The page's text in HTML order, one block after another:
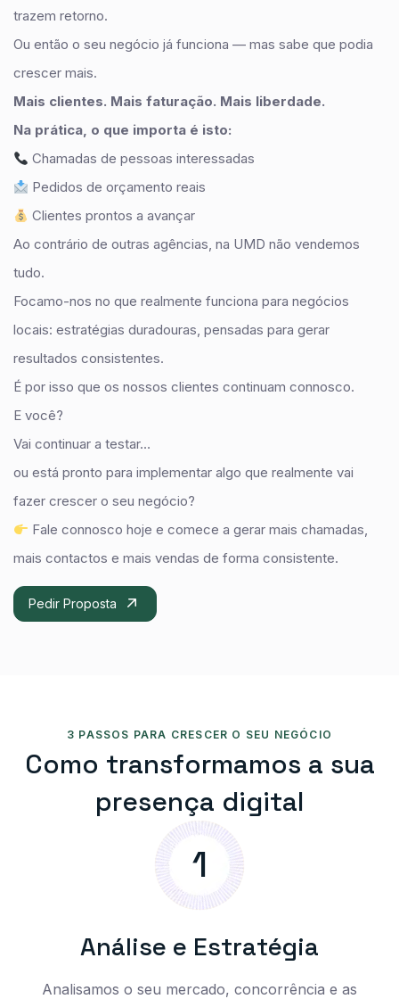
trazem retorno.
Ou então o seu negócio já funciona — mas sabe que podia
crescer mais.
Mais clientes. Mais faturação. Mais liberdade.
Na prática, o que importa é isto:
Chamadas de pessoas interessadas
Pedidos de orçamento reais
Clientes prontos a avançar
Ao contrário de outras agências, na UMD não vendemos
tudo.
Focamo-nos no que realmente funciona para negócios
locais: estratégias duradouras, pensadas para gerar
resultados consistentes.
É por isso que os nossos clientes continuam connosco.
E você?
Vai continuar a testar…
ou está pronto para implementar algo que realmente vai
fazer crescer o seu negócio?
Fale connosco hoje e comece a gerar mais chamadas,
mais contactos e mais vendas de forma consistente.
Pedir Proposta
3 PASSOS PARA CRESCER O SEU NEGÓCIO
COMO TRANSFORMAMOS A SUA
PRESENÇA DIGITAL
1
Análise e Estratégia
Analisamos o seu mercado, concorrência e as